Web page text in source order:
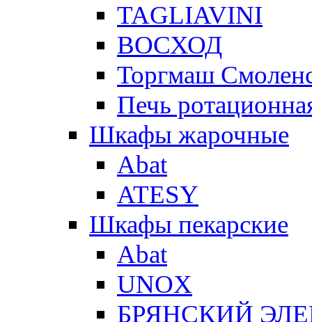
TAGLIAVINI
ВОСХОД
Торгмаш
Печь
Шкафы жарочные
Abat
ATESY
Шкафы пекарские
Abat
UNOX
БРЯНСКИЙ